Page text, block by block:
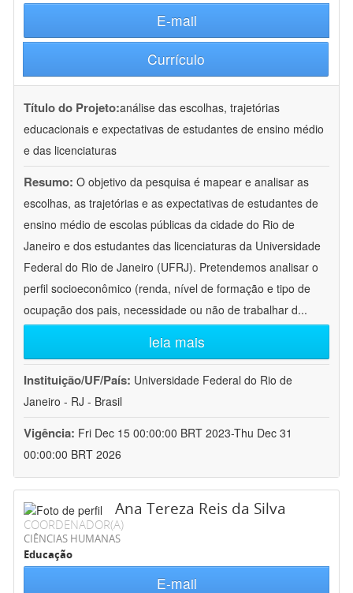
E-mail
Currículo
Título do Projeto:análise das escolhas, trajetórias
educacionais e expectativas de estudantes de ensino médio
e das licenciaturas
Resumo: O objetivo da pesquisa é mapear e analisar as
escolhas, as trajetórias e as expectativas de estudantes de
ensino médio de escolas públicas da cidade do Rio de
Janeiro e dos estudantes das licenciaturas da Universidade
Federal do Rio de Janeiro (UFRJ). Pretendemos analisar o
perfil socioeconômico (renda, nível de formação e tipo de
ocupação dos pais, necessidade ou não de trabalhar d...
leia mais
Instituição/UF/País: Universidade Federal do Rio de
Janeiro - RJ - Brasil
Vigência: Fri Dec 15 00:00:00 BRT 2023-Thu Dec 31
00:00:00 BRT 2026
Ana Tereza Reis da Silva
COORDENADOR(A)
CIÊNCIAS HUMANAS
Educação
E-mail